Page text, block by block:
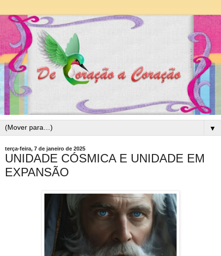
▼
terça-feira, 7 de janeiro de 2025
UNIDADE CÓSMICA E UNIDADE EM
EXPANSÃO